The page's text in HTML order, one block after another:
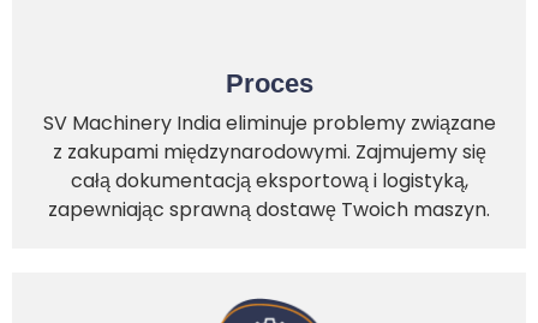
Proces
SV Machinery India eliminuje problemy związane
z zakupami międzynarodowymi. Zajmujemy się
całą dokumentacją eksportową i logistyką,
zapewniając sprawną dostawę Twoich maszyn.